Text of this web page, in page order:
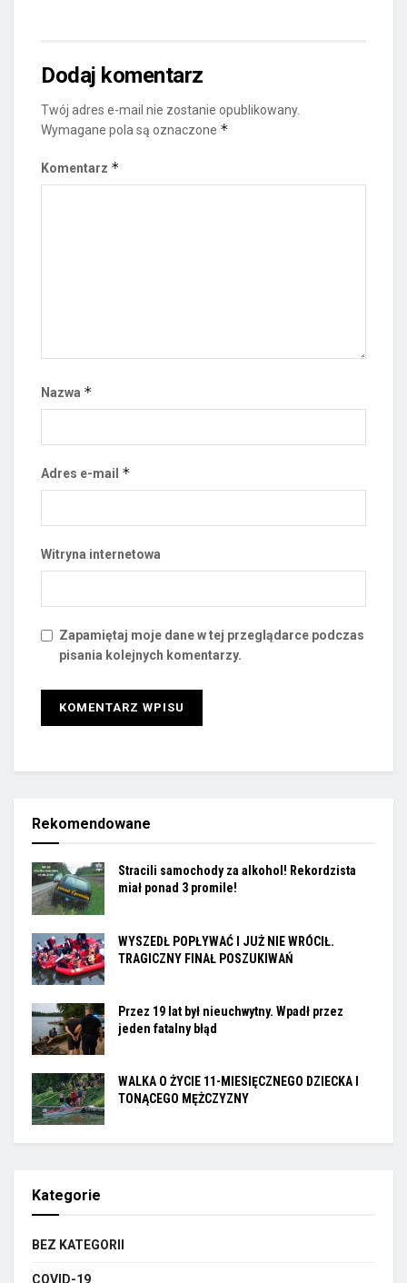
Dodaj komentarz
Twój adres e-mail nie zostanie opublikowany.
Wymagane pola są oznaczone *
Komentarz *
Nazwa *
Adres e-mail *
Witryna internetowa
Zapamiętaj moje dane w tej przeglądarce podczas
pisania kolejnych komentarzy.
Rekomendowane
Stracili samochody za alkohol! Rekordzista
miał ponad 3 promile!
WYSZEDŁ POPŁYWAĆ I JUŻ NIE WRÓCIŁ.
TRAGICZNY FINAŁ POSZUKIWAŃ
Przez 19 lat był nieuchwytny. Wpadł przez
jeden fatalny błąd
WALKA O ŻYCIE 11-MIESIĘCZNEGO DZIECKA I
TONĄCEGO MĘŻCZYZNY
Kategorie
BEZ KATEGORII
COVID-19